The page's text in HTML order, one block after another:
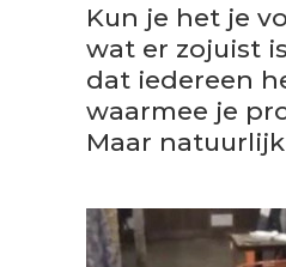
Kun je het je
wat er zojuist
dat iedereen
waarmee je
Maar